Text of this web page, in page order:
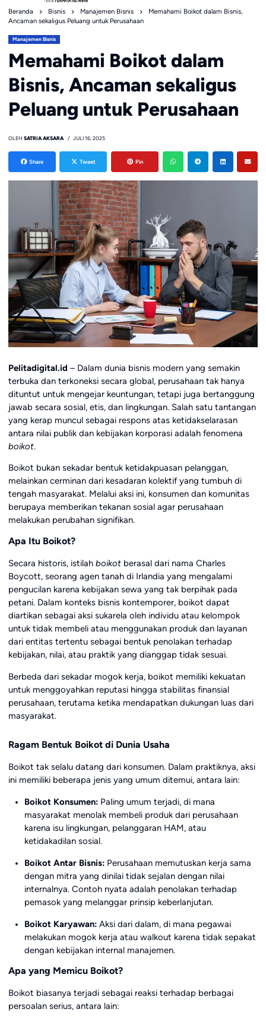
Beranda Bisnis Manajemen Bisnis
Memahami Boikot dalam Bisnis,
Ancaman sekaligus Peluang untuk Perusahaan
Manajemen Bisnis
Memahami Boikot dalam
Bisnis, Ancaman sekaligus
Peluang untuk Perusahaan
OLEH SATRIA AKSARA JULI 16, 2025
Share Tweet Pin
Pelitadigital.id – Dalam dunia bisnis modern yang semakin
terbuka dan terkoneksi secara global, perusahaan tak hanya
dituntut untuk mengejar keuntungan, tetapi juga bertanggung
jawab secara sosial, etis, dan lingkungan. Salah satu tantangan
yang kerap muncul sebagai respons atas ketidakselarasan
antara nilai publik dan kebijakan korporasi adalah fenomena
boikot.
Boikot bukan sekadar bentuk ketidakpuasan pelanggan,
melainkan cerminan dari kesadaran kolektif yang tumbuh di
tengah masyarakat. Melalui aksi ini, konsumen dan komunitas
berupaya memberikan tekanan sosial agar perusahaan
melakukan perubahan signifikan.
Apa Itu Boikot?
Secara historis, istilah boikotberasal dari nama Charles
Boycott, seorang agen tanah di Irlandia yang mengalami
pengucilan karena kebijakan sewa yang tak berpihak pada
petani. Dalam konteks bisnis kontemporer, boikot dapat
diartikan sebagai aksi sukarela oleh individu atau kelompok
untuk tidak membeli atau menggunakan produk dan layanan
dari entitas tertentu sebagai bentuk penolakan terhadap
kebijakan, nilai, atau praktik yang dianggap tidak sesuai.
Berbeda dari sekadar mogok kerja, boikot memiliki kekuatan
untuk menggoyahkan reputasi hingga stabilitas finansial
perusahaan, terutama ketika mendapatkan dukungan luas dari
masyarakat.
Ragam Bentuk Boikot di Dunia Usaha
Boikot tak selalu datang dari konsumen. Dalam praktiknya, aksi
ini memiliki beberapa jenis yang umum ditemui, antara lain:
Boikot Konsumen:Paling umum terjadi, di mana
masyarakat menolak membeli produk dari perusahaan
karena isu lingkungan, pelanggaran HAM, atau
ketidakadilan sosial.
Boikot Antar Bisnis:Perusahaan memutuskan kerja sama
dengan mitra yang dinilai tidak sejalan dengan nilai
internalnya. Contoh nyata adalah penolakan terhadap
pemasok yang melanggar prinsip keberlanjutan.
Boikot Karyawan:Aksi dari dalam, di mana pegawai
melakukan mogok kerja atau walkout karena tidak sepakat
dengan kebijakan internal manajemen.
Apa yang Memicu Boikot?
Boikot biasanya terjadi sebagai reaksi terhadap berbagai
persoalan serius, antara lain: